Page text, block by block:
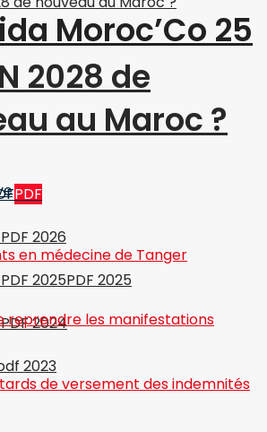
2028 de
au Maroc ?
PDF
2026
2025PDF 2025
2024
2023
Moroc’Co 25